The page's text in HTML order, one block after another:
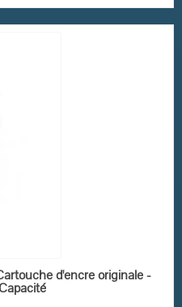
d'encre originale -